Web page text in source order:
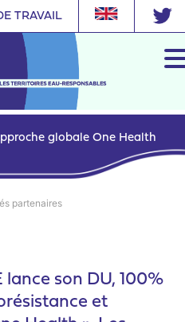
TRAVAIL
globale One Health
partenaires
lance son DU, 100%
et